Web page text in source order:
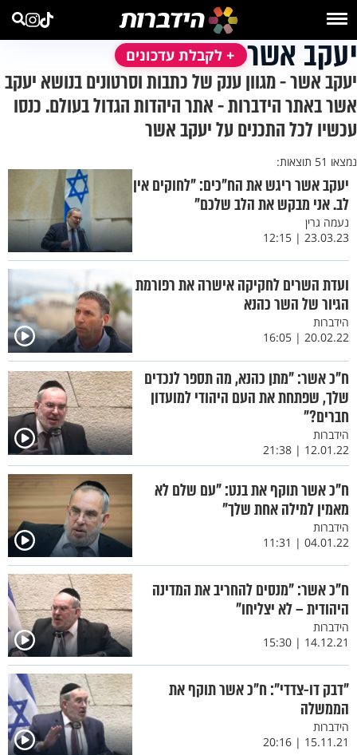
יעקב אשר + לקבלת עדכונים
יעקב אשר - מגוון ענק של כתבות וסרטונים בנושא יעקב
אשר באתר הידברות - אתר היהדות הגדול בעולם. כנסו
עכשיו לכל התכנים על יעקב אשר
נמצאו 51 תוצאות:
יעקב אשר ריגש את הח"כים: "לחוקים אין
לב. אני מבקש את הלב שלכם"
נעמה גרין
23.03.23 | 12:15
ועדת השרים לחקיקה אישרה את רפורמת
הגיור של השר כהנא
הידברות
20.02.22 | 16:05
ח"כ אשר: "מתן כהנא, מה תספר לנכדים
שלך, שפתחת את העם היהודי למועדון
חברים?"
הידברות
12.01.22 | 21:38
ח"כ אשר תוקף את בנט: "עם שלם לא
מאמין למילה אחת שלך"
הידברות
04.01.22 | 11:31
ח"כ אשר: "מנסים להחריב את המדינה
היהודית – לא יצליחו"
הידברות
14.12.21 | 15:30
"דבק דו-צדדי": ח"כ אשר תוקף את
הממשלה
הידברות
15.11.21 | 20:16